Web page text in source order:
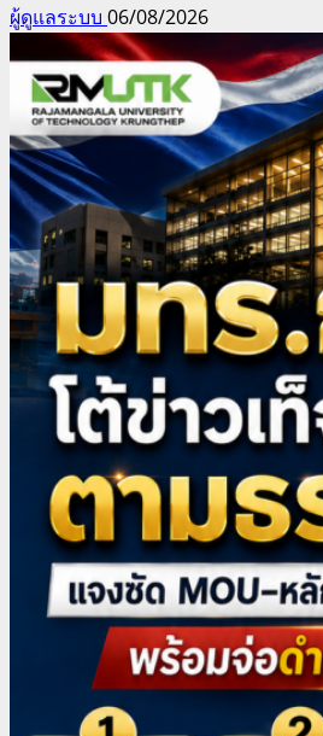
ผู้ดูแลระบบ 06/08/2026